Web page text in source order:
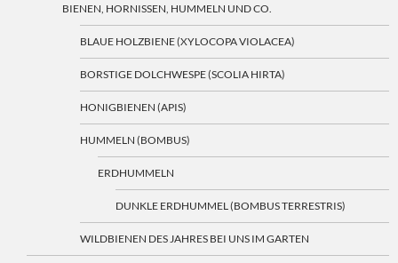
BIENEN, HORNISSEN, HUMMELN UND CO.
BLAUE HOLZBIENE (XYLOCOPA VIOLACEA)
BORSTIGE DOLCHWESPE (SCOLIA HIRTA)
HONIGBIENEN (APIS)
HUMMELN (BOMBUS)
ERDHUMMELN
DUNKLE ERDHUMMEL (BOMBUS TERRESTRIS)
WILDBIENEN DES JAHRES BEI UNS IM GARTEN